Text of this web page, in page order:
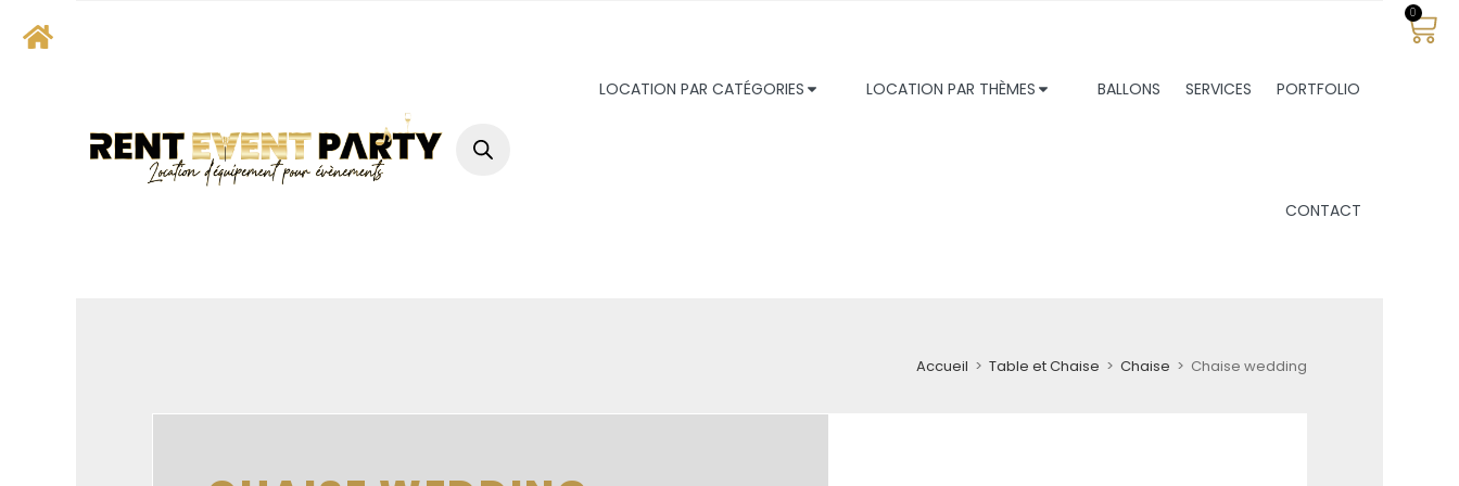
LOCATION PAR CATÉGORIES LOCATION PAR THÈMES BALLONS SERVICES PORTFOLIO
CONTACT
0
Accueil > Table et Chaise > Chaise > Chaise wedding